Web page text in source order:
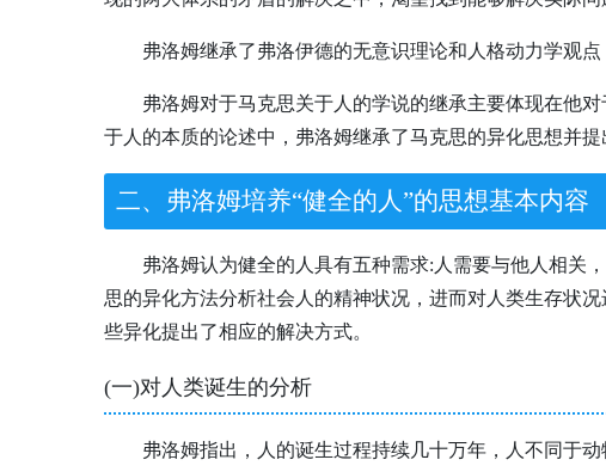
弗洛姆继承了弗洛伊德的无意识理论和人格动力学观
弗洛姆对于马克思关于人的学说的继承主要体现在他
于人的本质的论述中，弗洛姆继承了马克思的异化思想并提
二、弗洛姆培养“健全的人”的思想基本内容
弗洛姆认为健全的人具有五种需求:人需要与他人相关
思的异化方法分析社会人的精神状况，进而对人类生存状
些异化提出了相应的解决方式。
(一)对人类诞生的分析
弗洛姆指出，人的诞生过程持续几十万年，人不同于